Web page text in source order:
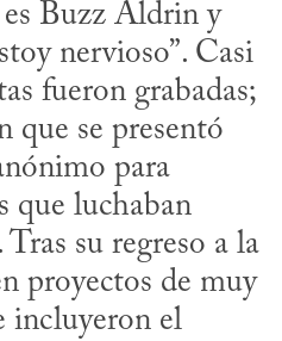
nervioso”. Casi
fueron grabadas;
que se presentó
para
que luchaban
su regreso a la
proyectos de muy
incluyeron el